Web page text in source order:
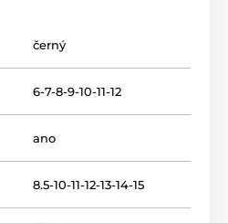
černý
6-7-8-9-10-11-12
ano
8.5-10-11-12-13-14-15